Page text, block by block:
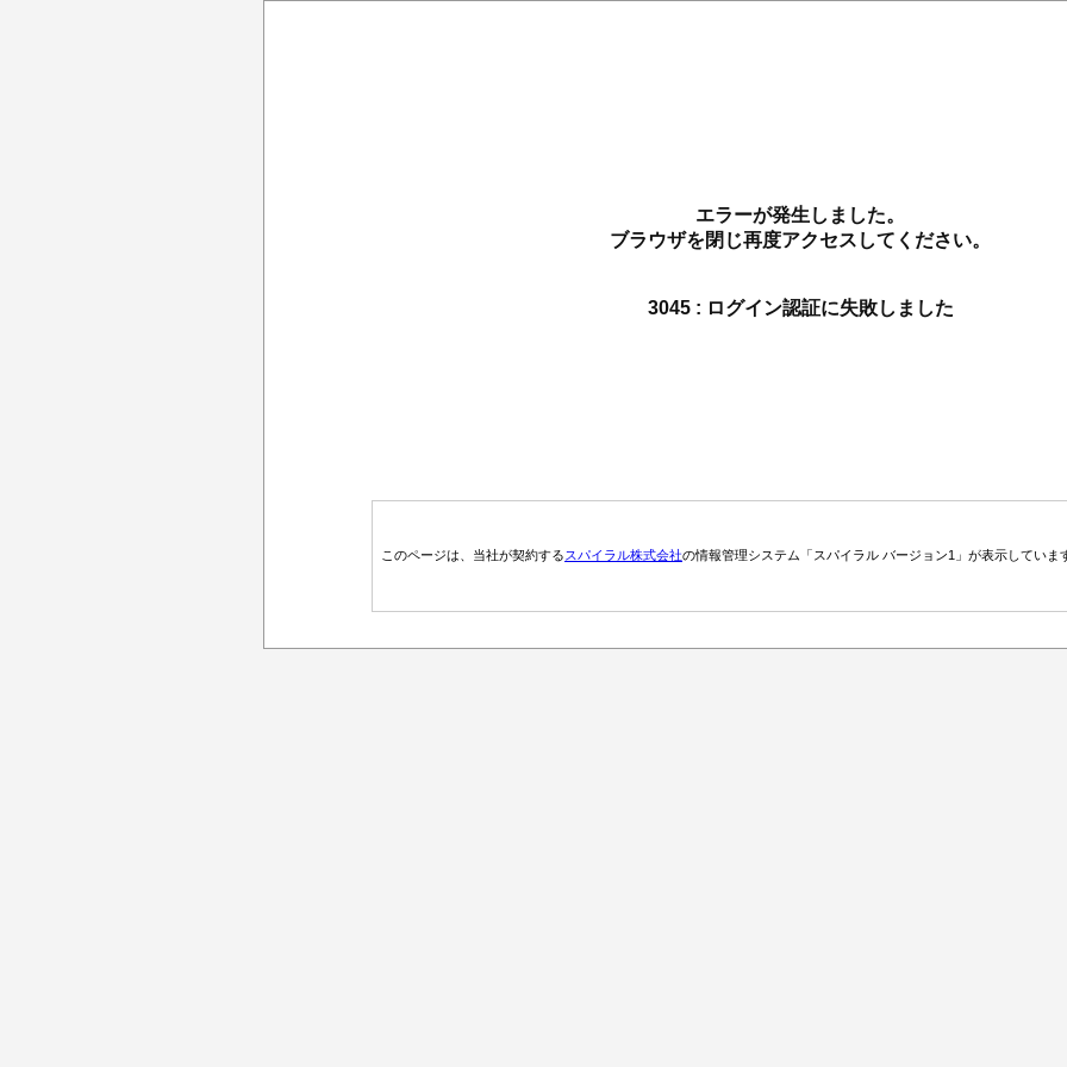
エラーが発生しました。
ブラウザを閉じ再度アクセスしてください。
3045 : ログイン認証に失敗しました
このページは、当社が契約するスパイラル株式会社の情報管理システム「スパイラル バージョン1」が表示していま